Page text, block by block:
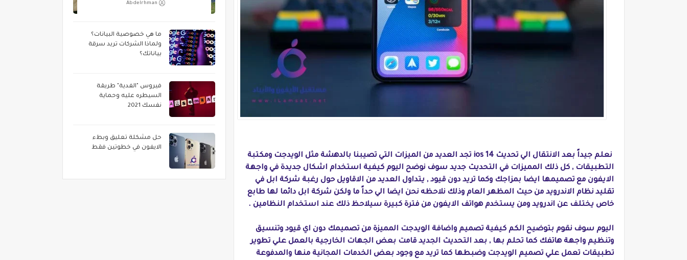
نعلم جيداً بعد الانتقال الي تحديث ios 14 تجد العديد من الميزات التي تصيبنا بالدهشة مثل الويدجت ومكتبة
التطبيقات , كل ذلك المميزات في التحديث جديد سوف نوضح اليوم كيفية استخدام اشكال جديدة في واجهة
الايفون مع تصميمها ايضا بمزاجك وكما تريد دون قيود , يتداول العديد من الاقاويل حول رغبة شركة ابل في
تقليد نظام الاندرويد من حيث المظهر العام وذلك نلاحظه نحن ايضا الي حداً ما ولكن شركة ابل دائما لها طابع
خاص يختلف عن اندرويد ومن يستخدم هواتف الايفون من فترة كبيرة سيلاحظ ذلك عند استخدام النظامين .
اليوم سوف نقوم بتوضيح الكم كيفية تصميم واضافة الويدجت المميزة من تصميمك دون اي قيود وتنسيق
وتنظيم واجهة هاتفك كما تحلم بها , بعد التحديث الجديد قامت بعض الجهات الخارجية بالعمل علي تطوير
تطبيقات تعمل علي تصميم الويدجت وضبطها كما تريد مع وجود بعض الخدمات المجانية منها والمدفوعة
Abdelrhman
ما هي خصوصية البيانات؟
ولماذا الشركات تريد سرقة
بياناتك؟
فيروس "الفدية" طريقة
السيطره عليه وحماية
نفسك 2021
حل مشكلة تعليق وبطء
الايفون في خطوتين فقط